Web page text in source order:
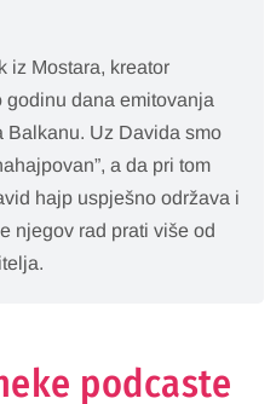
iz Mostara, kreator
godinu dana emitovanja
Balkanu. Uz Davida smo
a da pri tom
hajp uspješno održava i
njegov rad prati više od
podcaste